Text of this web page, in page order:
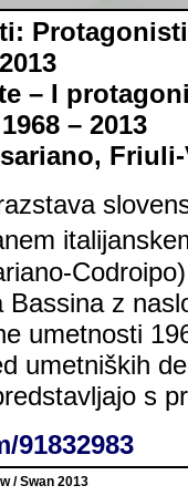
– I
– 2013
Bassina z
umetnosti
umetniških
s
91832983
/ Swan 2013